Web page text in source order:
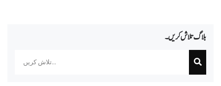
بلاگ تلاش کریں۔